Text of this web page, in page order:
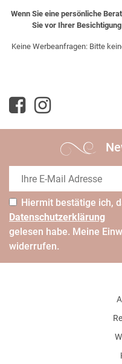
Wenn Sie eine persönliche
Sie vor Ihrer
Keine Werbeanfragen: Bitte
Hiermit bestätige ich,
Daten­schutz­erklärung
gelesen habe. Meine
widerrufen.